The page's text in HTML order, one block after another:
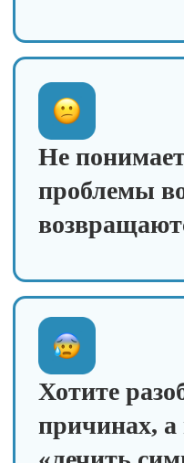
Принять
Доступ к
ВК, Макс,
выберете
7
защиты